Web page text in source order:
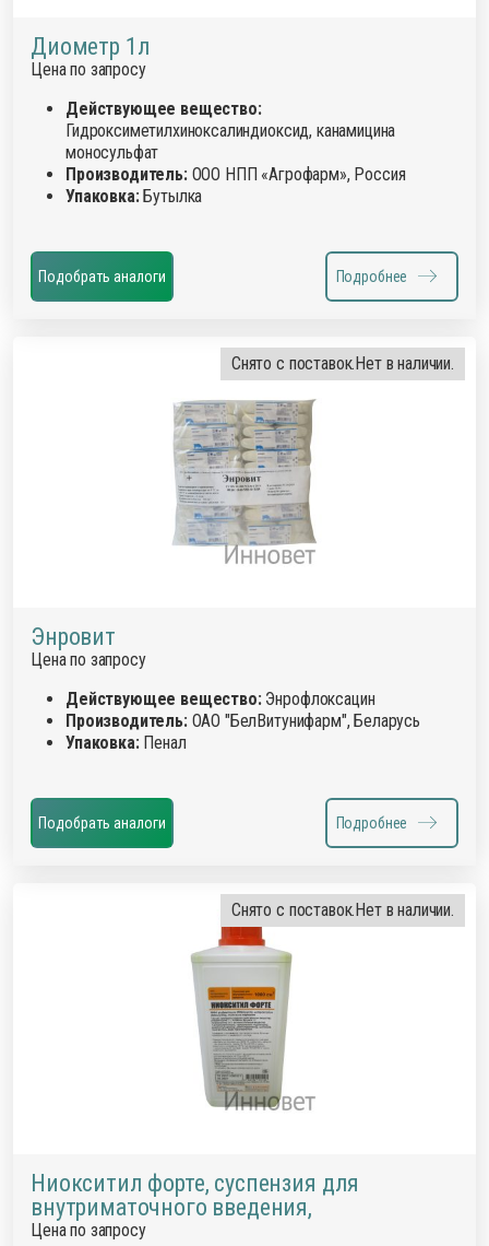
Диометр 1л
Цена по запросу
Действующее вещество:
Гидроксиметилхиноксалиндиоксид, канамицина
моносульфат
Производитель:ООО НПП «Агрофарм», Россия
Упаковка:Бутылка
Подобрать аналоги Подробнее
Снято с поставок.Нет в наличии.
Энровит
Цена по запросу
Действующее вещество:Энрофлоксацин
Производитель:ОАО "БелВитунифарм", Беларусь
Упаковка:Пенал
Подобрать аналоги Подробнее
Снято с поставок.Нет в наличии.
Ниокситил форте, суспензия для
внутриматочного введения,
Цена по запросу